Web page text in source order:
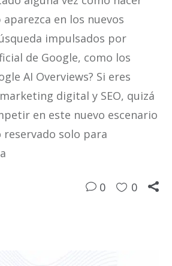
en los nuevos
impulsados por
de Google, como los
AI Overviews? Si eres
digital y SEO, quizá
en este nuevo escenario
reservado solo para
0 0